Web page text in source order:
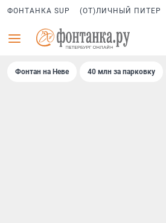
ФОНТАНКА SUP (ОТ)ЛИЧНЫЙ ПИТЕР
Фонтан на Неве 40 млн за парковку